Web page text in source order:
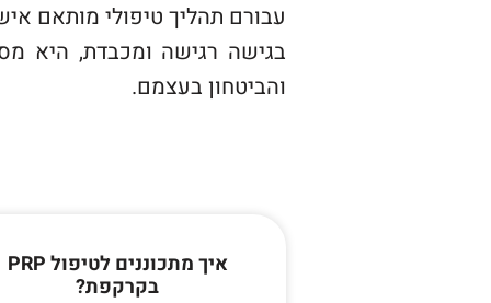
עבורם תהליך טיפולי מותאם
בגישה רגישה ומכבדת, היא
והביטחון בעצמם.
איך מתכוננים לטיפול PRP
בקרקפת?